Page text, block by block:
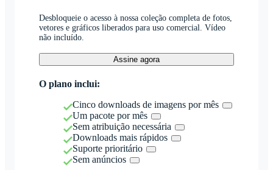
Desbloqueie o acesso à nossa coleção completa de fotos,
vetores e gráficos liberados para uso comercial. Vídeo
não incluído.
Assine agora
O plano inclui:
Cinco downloads de imagens por mês
Um pacote por mês
Sem atribuição necessária
Downloads mais rápidos
Suporte prioritário
Sem anúncios